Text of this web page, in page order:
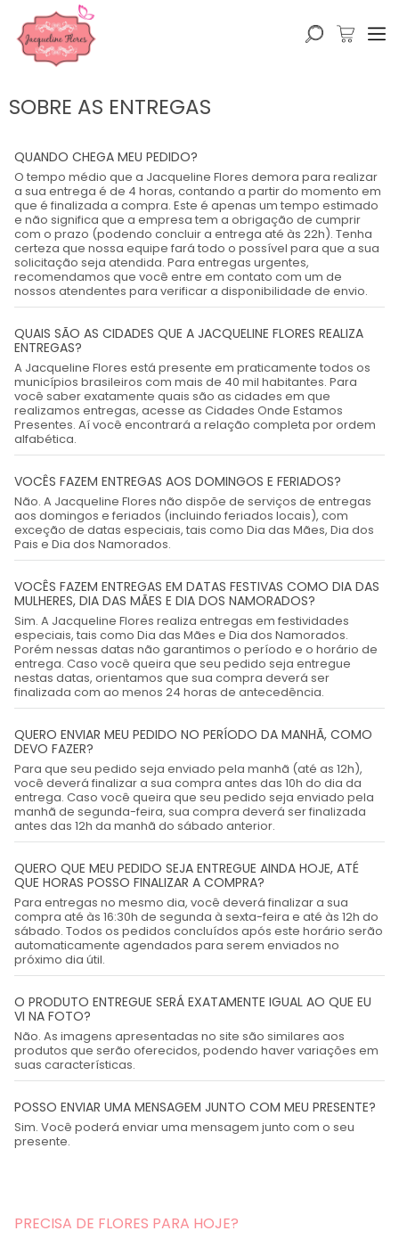
SOBRE AS ENTREGAS
QUANDO CHEGA MEU PEDIDO?
O tempo médio que a Jacqueline Flores demora para realizar
a sua entrega é de 4 horas, contando a partir do momento em
que é finalizada a compra. Este é apenas um tempo estimado
e não significa que a empresa tem a obrigação de cumprir
com o prazo (podendo concluir a entrega até às 22h). Tenha
certeza que nossa equipe fará todo o possível para que a sua
solicitação seja atendida. Para entregas urgentes,
recomendamos que você entre em contato com um de
nossos atendentes para verificar a disponibilidade de envio.
QUAIS SÃO AS CIDADES QUE A JACQUELINE FLORES REALIZA
ENTREGAS?
A Jacqueline Flores está presente em praticamente todos os
municípios brasileiros com mais de 40 mil habitantes. Para
você saber exatamente quais são as cidades em que
realizamos entregas, acesse as Cidades Onde Estamos
Presentes. Aí você encontrará a relação completa por ordem
alfabética.
VOCÊS FAZEM ENTREGAS AOS DOMINGOS E FERIADOS?
Não. A Jacqueline Flores não dispõe de serviços de entregas
aos domingos e feriados (incluindo feriados locais), com
exceção de datas especiais, tais como Dia das Mães, Dia dos
Pais e Dia dos Namorados.
VOCÊS FAZEM ENTREGAS EM DATAS FESTIVAS COMO DIA DAS
MULHERES, DIA DAS MÃES E DIA DOS NAMORADOS?
Sim. A Jacqueline Flores realiza entregas em festividades
especiais, tais como Dia das Mães e Dia dos Namorados.
Porém nessas datas não garantimos o período e o horário de
entrega. Caso você queira que seu pedido seja entregue
nestas datas, orientamos que sua compra deverá ser
finalizada com ao menos 24 horas de antecedência.
QUERO ENVIAR MEU PEDIDO NO PERÍODO DA MANHÃ, COMO
DEVO FAZER?
Para que seu pedido seja enviado pela manhã (até as 12h),
você deverá finalizar a sua compra antes das 10h do dia da
entrega. Caso você queira que seu pedido seja enviado pela
manhã de segunda-feira, sua compra deverá ser finalizada
antes das 12h da manhã do sábado anterior.
QUERO QUE MEU PEDIDO SEJA ENTREGUE AINDA HOJE, ATÉ
QUE HORAS POSSO FINALIZAR A COMPRA?
Para entregas no mesmo dia, você deverá finalizar a sua
compra até às 16:30h de segunda à sexta-feira e até às 12h do
sábado. Todos os pedidos concluídos após este horário serão
automaticamente agendados para serem enviados no
próximo dia útil.
O PRODUTO ENTREGUE SERÁ EXATAMENTE IGUAL AO QUE EU
VI NA FOTO?
Não. As imagens apresentadas no site são similares aos
produtos que serão oferecidos, podendo haver variações em
suas características.
POSSO ENVIAR UMA MENSAGEM JUNTO COM MEU PRESENTE?
Sim. Você poderá enviar uma mensagem junto com o seu
presente.
PRECISA DE FLORES PARA HOJE?